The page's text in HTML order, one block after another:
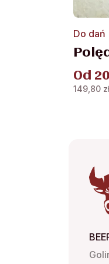
produkt
ma
Opcje
produktu
Do dań
Od
149,80